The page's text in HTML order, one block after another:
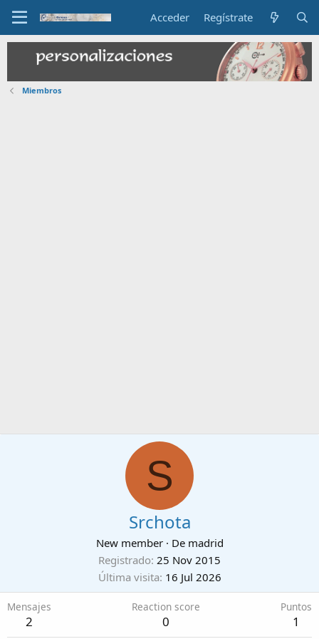
Acceder Regístrate
Miembros
S
Srchota
New member · De madrid
Registrado 25 Nov 2015
Última visita 16 Jul 2026
Mensajes
2
Reaction score
0
Puntos
1